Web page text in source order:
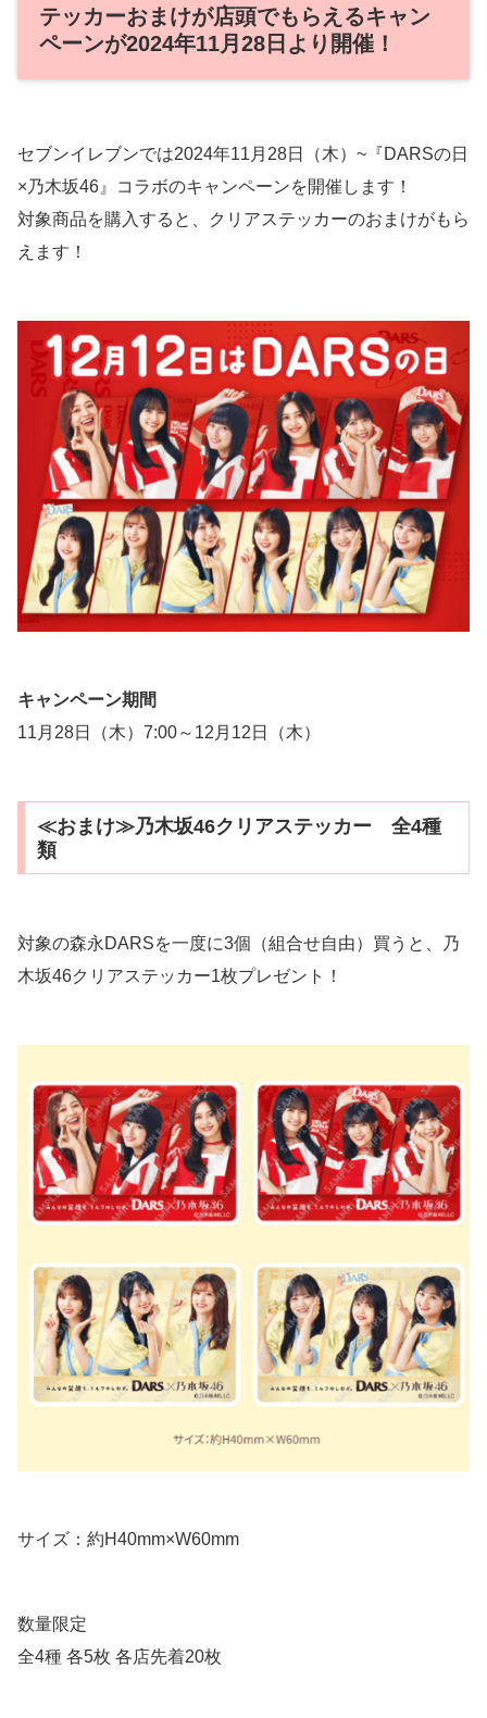
テッカーおまけが店頭でもらえるキャン
ペーンが2024年11月28日より開催！
セブンイレブンでは2024年11月28日（木）~『DARSの日
×乃木坂46』コラボのキャンペーンを開催します！
対象商品を購入すると、クリアステッカーのおまけがもら
えます！
キャンペーン期間
11月28日（木）7:00～12月12日（木）
≪おまけ≫乃木坂46クリアステッカー 全4種
類
対象の森永DARSを一度に3個（組合せ自由）買うと、乃
木坂46クリアステッカー1枚プレゼント！
サイズ：約H40mm×W60mm
数量限定
全4種 各5枚 各店先着20枚